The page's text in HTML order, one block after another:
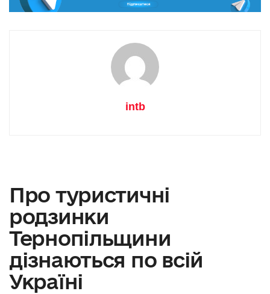
intb
Про туристичні
родзинки
Тернопільщини
дізнаються по всій
Україні